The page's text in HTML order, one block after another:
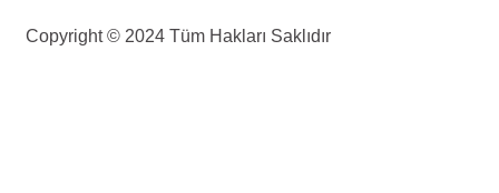
Copyright © 2024 Tüm Hakları Saklıdır